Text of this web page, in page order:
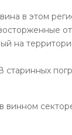
в этом
на
винном